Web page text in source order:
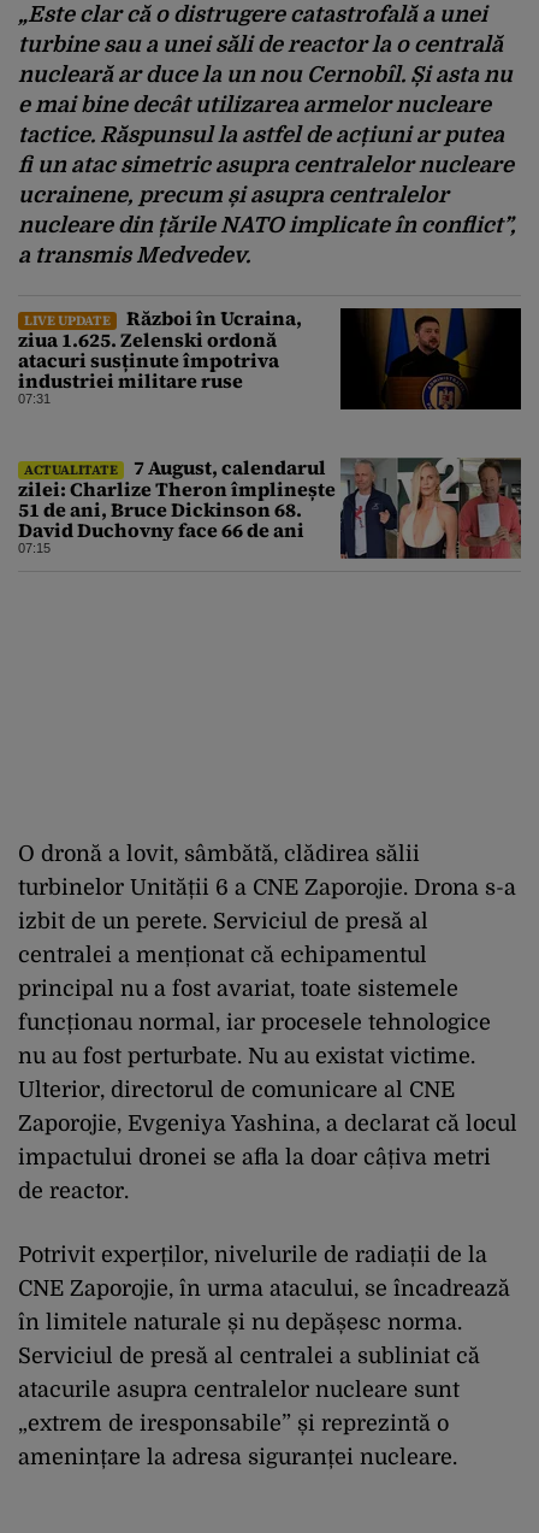
„Este clar că o distrugere catastrofală a unei
turbine sau a unei săli de reactor la o centrală
nucleară ar duce la un nou Cernobîl. Și asta nu
e mai bine decât utilizarea armelor nucleare
tactice. Răspunsul la astfel de acțiuni ar putea
fi un atac simetric asupra centralelor nucleare
ucrainene, precum și asupra centralelor
nucleare din țările NATO implicate în conflict”,
a transmis Medvedev.
LIVE UPDATE
Război în Ucraina,
ziua 1.625. Zelenski ordonă
atacuri susținute împotriva
industriei militare ruse
07:31
ACTUALITATE
7 August, calendarul
zilei: Charlize Theron împlinește
51 de ani, Bruce Dickinson 68.
David Duchovny face 66 de ani
07:15
O dronă a lovit, sâmbătă, clădirea sălii
turbinelor Unității 6 a CNE Zaporojie. Drona s-a
izbit de un perete. Serviciul de presă al
centralei a menționat că echipamentul
principal nu a fost avariat, toate sistemele
funcționau normal, iar procesele tehnologice
nu au fost perturbate. Nu au existat victime.
Ulterior, directorul de comunicare al CNE
Zaporojie, Evgeniya Yashina, a declarat că locul
impactului dronei se afla la doar câțiva metri
de reactor.
Potrivit experților, nivelurile de radiații de la
CNE Zaporojie, în urma atacului, se încadrează
în limitele naturale și nu depășesc norma.
Serviciul de presă al centralei a subliniat că
atacurile asupra centralelor nucleare sunt
„extrem de iresponsabile” și reprezintă o
amenințare la adresa siguranței nucleare.